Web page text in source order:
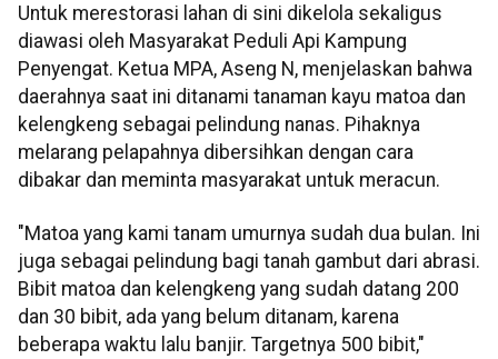
Untuk merestorasi lahan di sini dikelola sekaligus
diawasi oleh Masyarakat Peduli Api Kampung
Penyengat. Ketua MPA, Aseng N, menjelaskan bahwa
daerahnya saat ini ditanami tanaman kayu matoa dan
kelengkeng sebagai pelindung nanas. Pihaknya
melarang pelapahnya dibersihkan dengan cara
dibakar dan meminta masyarakat untuk meracun.
"Matoa yang kami tanam umurnya sudah dua bulan. Ini
juga sebagai pelindung bagi tanah gambut dari abrasi.
Bibit matoa dan kelengkeng yang sudah datang 200
dan 30 bibit, ada yang belum ditanam, karena
beberapa waktu lalu banjir. Targetnya 500 bibit,"